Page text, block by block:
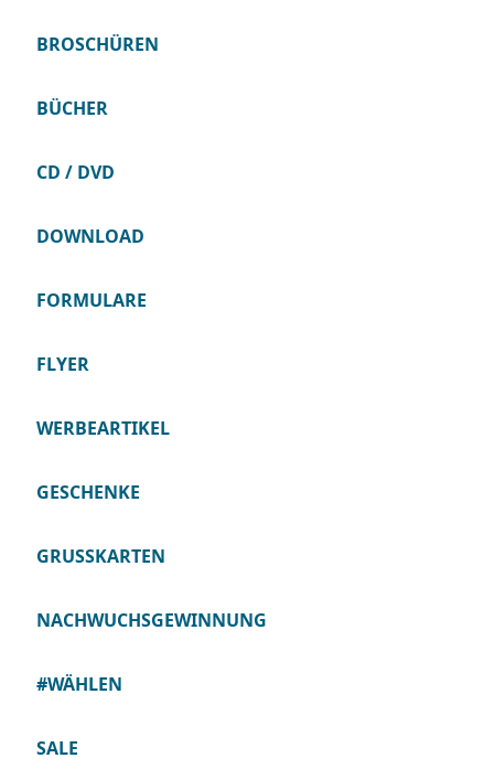
BROSCHÜREN
BÜCHER
CD / DVD
DOWNLOAD
FORMULARE
FLYER
WERBEARTIKEL
GESCHENKE
GRUSSKARTEN
NACHWUCHSGEWINNUNG
#WÄHLEN
SALE